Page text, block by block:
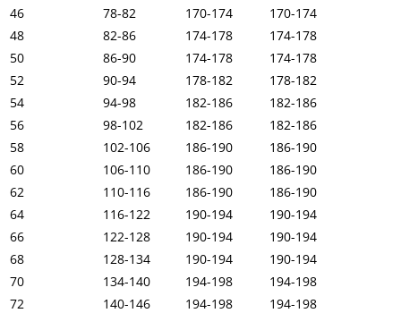
46
78-82 170-174
170-174
48
82-86 174-178
174-178
50
86-90 174-178
174-178
52
90-94 178-182
178-182
54
94-98 182-186
182-186
56
98-102 182-186
182-186
58
102-106 186-190
186-190
60
106-110 186-190
186-190
62
110-116 186-190
186-190
64
116-122 190-194
190-194
66
122-128 190-194
190-194
68
128-134 190-194
190-194
70
134-140 194-198
194-198
72
140-146 194-198 194-198